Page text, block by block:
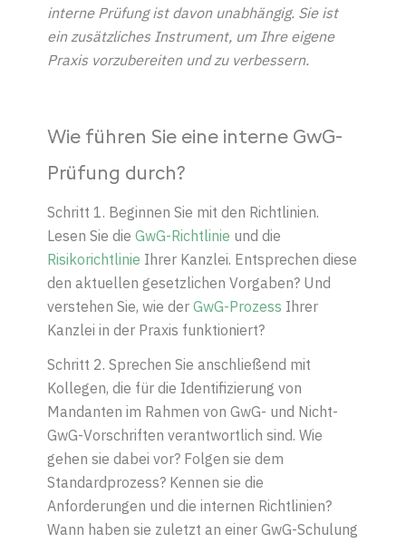
interne Prüfung ist davon unabhängig. Sie ist
ein zusätzliches Instrument, um Ihre eigene
Praxis vorzubereiten und zu verbessern.
Wie führen Sie eine interne GwG-
Prüfung durch?
Schritt 1. Beginnen Sie mit den Richtlinien.
Lesen Sie die GwG-Richtlinie und die
Risikorichtlinie Ihrer Kanzlei. Entsprechen diese
den aktuellen gesetzlichen Vorgaben? Und
verstehen Sie, wie der GwG-Prozess Ihrer
Kanzlei in der Praxis funktioniert?
Schritt 2. Sprechen Sie anschließend mit
Kollegen, die für die Identifizierung von
Mandanten im Rahmen von GwG- und Nicht-
GwG-Vorschriften verantwortlich sind. Wie
gehen sie dabei vor? Folgen sie dem
Standardprozess? Kennen sie die
Anforderungen und die internen Richtlinien?
Wann haben sie zuletzt an einer GwG-Schulung